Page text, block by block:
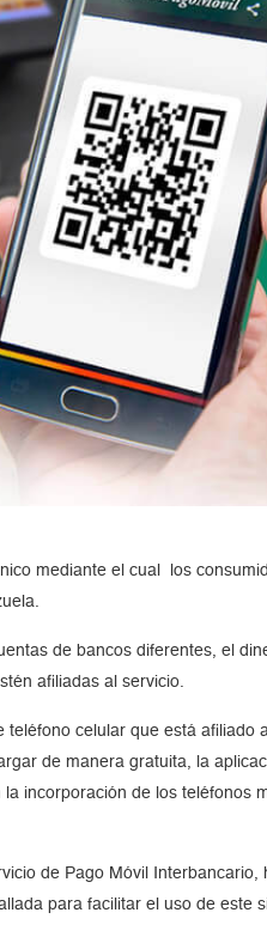
mediante el cual los
de bancos diferentes, el
afiliadas al servicio.
teléfono celular que está
de manera gratuita, la
incorporación de los
de Pago Móvil
para facilitar el uso de este